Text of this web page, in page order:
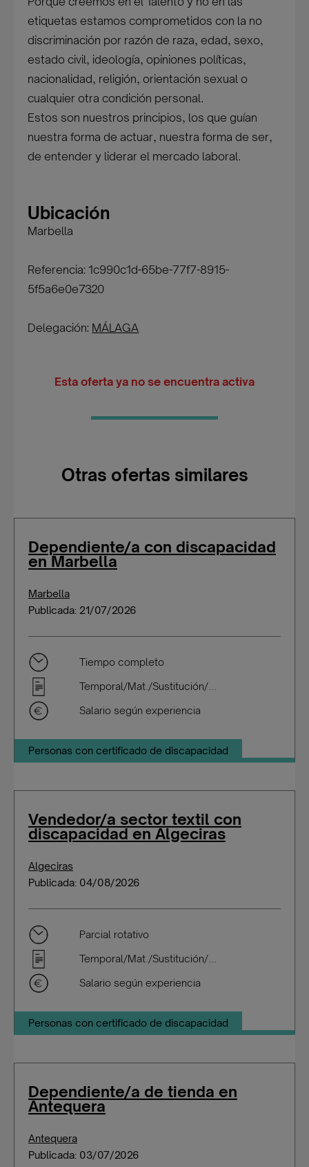
etiquetas estamos comprometidos con la no
discriminación por razón de raza, edad, sexo,
estado civil, ideología, opiniones políticas,
nacionalidad, religión, orientación sexual o
cualquier otra condición personal.
Estos son nuestros principios, los que guían
nuestra forma de actuar, nuestra forma de ser,
de entender y liderar el mercado laboral.
Ubicación
Marbella
Referencia: 1c990c1d-65be-77f7-8915-
5f5a6e0e7320
Delegación: MÁLAGA
Esta oferta ya no se encuentra activa
Otras ofertas similares
Dependiente/a con discapacidad
en Marbella
Marbella
Publicada: 21/07/2026
Tiempo completo
Temporal/Mat./Sustitución/...
Salario según experiencia
Personas con certificado de discapacidad
Vendedor/a sector textil con
discapacidad en Algeciras
Algeciras
Publicada: 04/08/2026
Parcial rotativo
Temporal/Mat./Sustitución/...
Salario según experiencia
Personas con certificado de discapacidad
Dependiente/a de tienda en
Antequera
Antequera
Publicada: 03/07/2026